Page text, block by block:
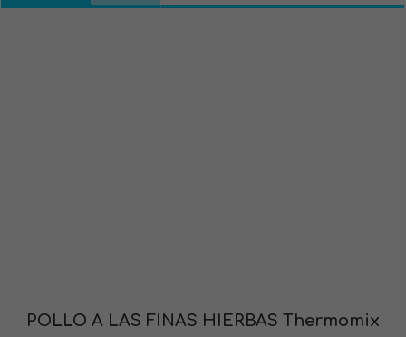
POLLO A LAS FINAS HIERBAS Thermomix